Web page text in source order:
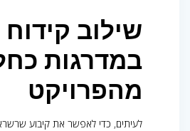
שילוב קידוח
במדרגות
מהפרויקט
לעיתים, כדי לאפשר את קיבוע